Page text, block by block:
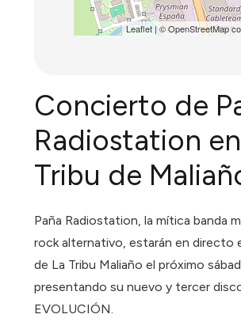
Leaflet| ©OpenStreetMap
Concierto de
Radiostation
Tribu de
Paña Radiostation, la mítica banda
rock alternativo, estarán en directo
de La Tribu Maliaño el próximo
presentando su nuevo y tercer
EVOLUCIÓN.